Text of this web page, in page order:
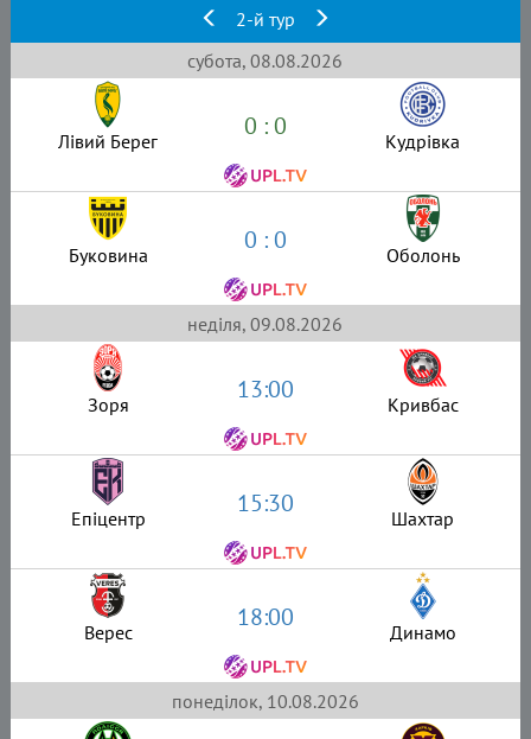
2-й тур
субота, 08.08.2026
Лівий Берег 0 : 0 Кудрівка
Буковина 0 : 0 Оболонь
неділя, 09.08.2026
Зоря 13:00 Кривбас
Епіцентр 15:30 Шахтар
Верес 18:00 Динамо
понеділок, 10.08.2026